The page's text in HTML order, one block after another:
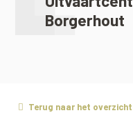
Borgerhout
Terug naar het overzicht